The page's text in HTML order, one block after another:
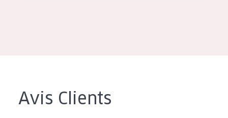
TYPE DE PRODUIT
Avis Clients